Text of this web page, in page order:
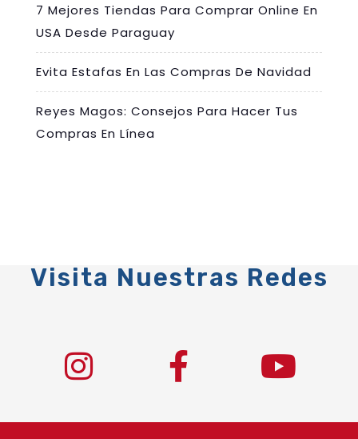
7 Mejores Tiendas Para Comprar Online En
USA Desde Paraguay
Evita Estafas En Las Compras De Navidad
Reyes Magos: Consejos Para Hacer Tus
Compras En Línea
Visita Nuestras Redes